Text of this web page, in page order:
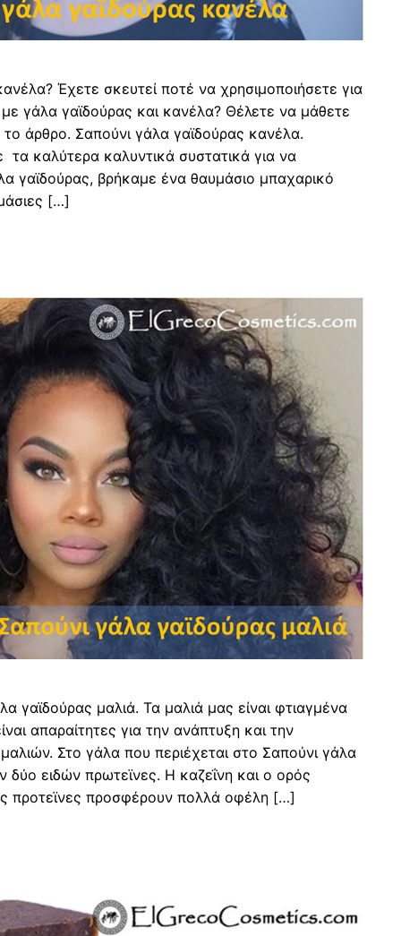
Έχετε σκευτεί ποτέ να χρησιμοποιήσετε για
γάλα γαϊδούρας και κανέλα? Θέλετε να μάθετε
το άρθρο. Σαπούνι γάλα γαϊδούρας κανέλα.
καλύτερα καλυντικά συστατικά για να
γαϊδούρας, βρήκαμε ένα θαυμάσιο μπαχαρικό
[…]
γαϊδούρας μαλιά. Τα μαλιά μας είναι φτιαγμένα
απαραίτητες για την ανάπτυξη και την
Στο γάλα που περιέχεται στο Σαπούνι γάλα
δύο ειδών πρωτεϊνες. Η καζεΐνη και ο ορός
προτεϊνες προσφέρουν πολλά οφέλη […]